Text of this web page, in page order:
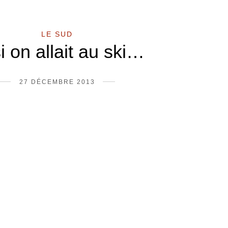
LE SUD
on allait au ski…
27 DÉCEMBRE 2013